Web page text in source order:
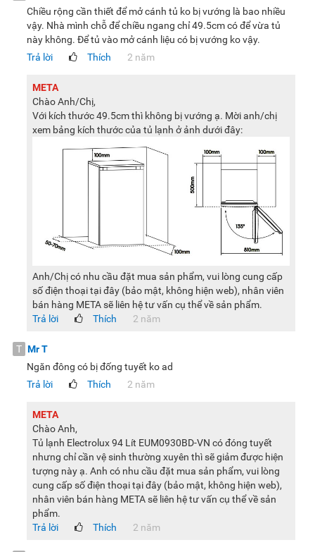
Chiều rộng cần thiết để mở cánh tủ ko bị vướng là bao nhiều
vậy. Nhà mình chỗ để chiều ngang chỉ 49.5cm có để vừa tủ
này không. Để tủ vào mở cánh liệu có bị vướng ko vậy.
Trả lời
Thích 2 năm
META
Chào Anh/Chị,
Với kích thước 49.5cm thì không bị vướng ạ. Mời anh/chị
xem bảng kích thước của tủ lạnh ở ảnh dưới đây:
Anh/Chị có nhu cầu đặt mua sản phẩm, vui lòng cung cấp
số điện thoại tại đây (bảo mật, không hiện web), nhân viên
bán hàng META sẽ liên hệ tư vấn cụ thể về sản phẩm.
Trả lời
Thích 2 năm
T Mr T
Ngăn đông có bị đống tuyết ko ad
Trả lời
Thích 2 năm
META
Chào Anh,
Tủ lạnh Electrolux 94 Lít EUM0930BD-VN có đóng tuyết
nhưng chỉ cần vệ sinh thường xuyên thì sẽ giảm được hiện
tượng này ạ. Anh có nhu cầu đặt mua sản phẩm, vui lòng
cung cấp số điện thoại tại đây (bảo mật, không hiện web),
nhân viên bán hàng META sẽ liên hệ tư vấn cụ thể về sản
phẩm.
Trả lời
Thích 2 năm